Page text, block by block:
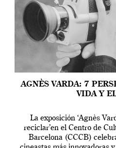
AGNÈS VARDA: 7
VIDA Y
La exposición ‘Agnès
reciclar’en el Centro de
Barcelona (CCCB)